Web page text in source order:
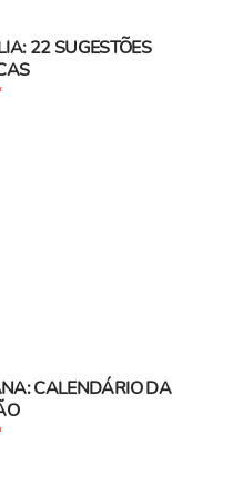
22 SUGESTÕES
CALENDÁRIO DA